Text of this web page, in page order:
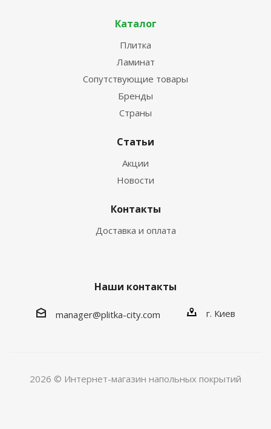
Каталог
Плитка
Ламинат
Сопутствующие товары
Бренды
Страны
Статьи
Акции
Новости
Контакты
Доставка и оплата
Наши контакты
manager@plitka-city.com г. Киев
2026 © Интернет-магазин напольных покрытий